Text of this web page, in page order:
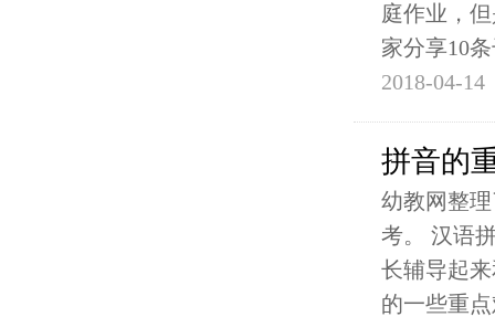
庭作业，
家分享10
2018-04-14
拼音的
幼教网整
考。 汉语
长辅导起
的一些重